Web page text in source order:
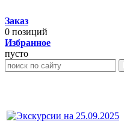
Заказ
0 позиций
Избранное
пусто